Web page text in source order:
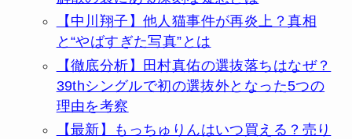
【中川翔子】他人猫事件が再炎上？真相
と“やばすぎた写真”とは
【徹底分析】田村真佑の選抜落ちはなぜ？
39thシングルで初の選抜外となった5つの
理由を考察
【最新】もっちゅりんはいつ買える？売り